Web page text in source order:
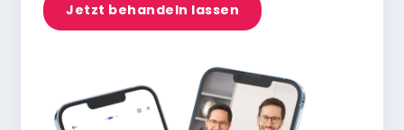
Jetzt behandeln lassen